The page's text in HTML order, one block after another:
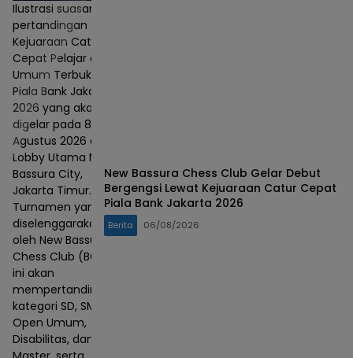
Ilustrasi suasana
pertandingan
Kejuaraan Catur
Cepat Pelajar dan
Umum Terbuka
Piala Bank Jakarta
2026 yang akan
digelar pada 8–9
Agustus 2026 di
Lobby Utama Mall
Bassura City,
Jakarta Timur.
Turnamen yang
diselenggarakan
oleh New Bassura
Chess Club (BCC)
ini akan
mempertandingkan
kategori SD, SMP,
Open Umum,
Disabilitas, dan
New Bassura Chess Club Gelar Debut
Bergengsi Lewat Kejuaraan Catur Cepat
Piala Bank Jakarta 2026
Berita 06/08/2026